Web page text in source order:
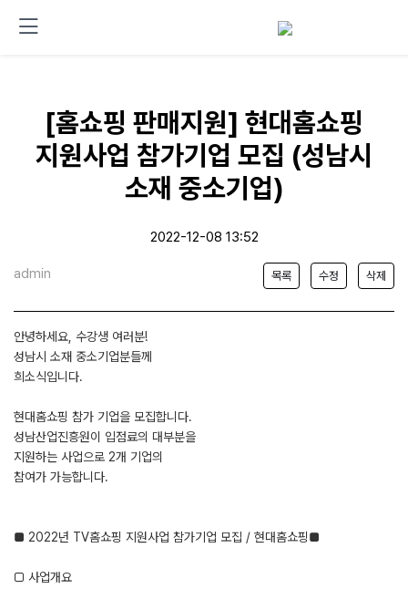
[홈쇼핑 판매지원] 현대홈쇼핑
지원사업 참가기업 모집 (성남시
소재 중소기업)
2022-12-08 13:52
admin 목록 수정 삭제
안녕하세요, 수강생 여러분!
성남시 소재 중소기업분들께
희소식입니다.
현대홈쇼핑 참가 기업을 모집합니다.
성남산업진흥원이 입점료의 대부분을
지원하는 사업으로 2개 기업의
참여가 가능합니다.
■ 2022년 TV홈쇼핑 지원사업 참가기업 모집 / 현대홈쇼핑■
□ 사업개요